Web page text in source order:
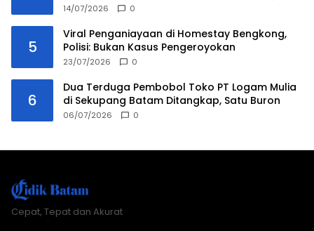
Tidak Ada Urusan Kau’
14/07/2026 0
5
Viral Penganiayaan di Homestay Bengkong,
Polisi: Bukan Kasus Pengeroyokan
23/07/2026 0
6
Dua Terduga Pembobol Toko PT Logam Mulia
di Sekupang Batam Ditangkap, Satu Buron
06/07/2026 0
Cepat, Tepat dan Akurat